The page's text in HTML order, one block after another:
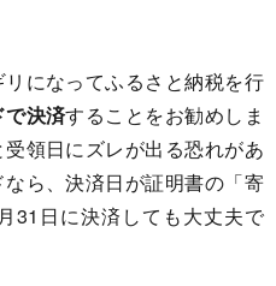
になってふるさと納税を行
で決済することをお勧めしま
領日にズレが出る恐れがあ
ら、決済日が証明書の「寄
31日に決済しても大丈夫で